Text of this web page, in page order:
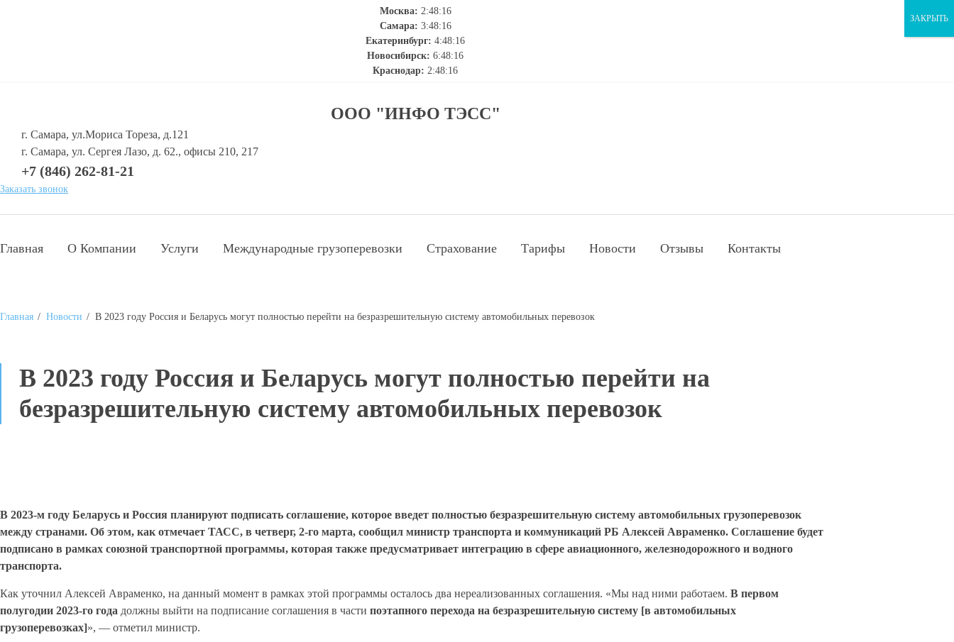
Москва: 2:48:16
Самара: 3:48:16
Екатеринбург: 4:48:16
Новосибирск: 6:48:16
Краснодар: 2:48:16
ООО "ИНФО ТЭСС"
г. Самара, ул.Мориса Тореза, д.121
г. Самара, ул. Сергея Лазо, д. 62., офисы 210, 217
+7 (846) 262-81-21
Заказать звонок
Главная О Компании Услуги Международные грузоперевозки Страхование Тарифы Новости Отзывы Контакты
Главная / Новости / В 2023 году Россия и Беларусь могут полностью перейти на безразрешительную систему автомобильных перевозок
В 2023 году Россия и Беларусь могут полностью перейти на
безразрешительную систему автомобильных перевозок
В 2023-м году Беларусь и Россия планируют подписать соглашение, которое введет полностью безразрешительную систему автомобильных грузоперевозок
между странами. Об этом, как отмечает ТАСС, в четверг, 2-го марта, сообщил министр транспорта и коммуникаций РБ Алексей Авраменко. Соглашение будет
подписано в рамках союзной транспортной программы, которая также предусматривает интеграцию в сфере авиационного, железнодорожного и водного
транспорта.
Как уточнил Алексей Авраменко, на данный момент в рамках этой программы осталось два нереализованных соглашения. «Мы над ними работаем. В первом
полугодии 2023-го года должны выйти на подписание соглашения в части поэтапного перехода на безразрешительную систему [в автомобильных
грузоперевозках]», — отметил министр.
ЗАКРЫТЬ